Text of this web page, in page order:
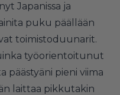
Japanissa ja
puku päällään
toimistoduunarit.
työorientoitunut
päästyäni pieni viima
laittaa pikkutakin